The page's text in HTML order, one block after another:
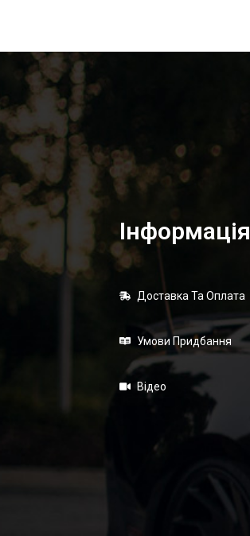
Інформація
Доставка Та Оплата
Умови Придбання
Відео